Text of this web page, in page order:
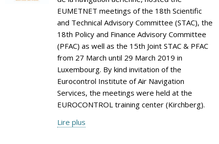
EUMETNET meetings of the 18th Scientific
and Technical Advisory Committee (STAC), the
18th Policy and Finance Advisory Committee
(PFAC) as well as the 15th Joint STAC & PFAC
from 27 March until 29 March 2019 in
Luxembourg. By kind invitation of the
Eurocontrol Institute of Air Navigation
Services, the meetings were held at the
EUROCONTROL training center (Kirchberg).
Lire plus